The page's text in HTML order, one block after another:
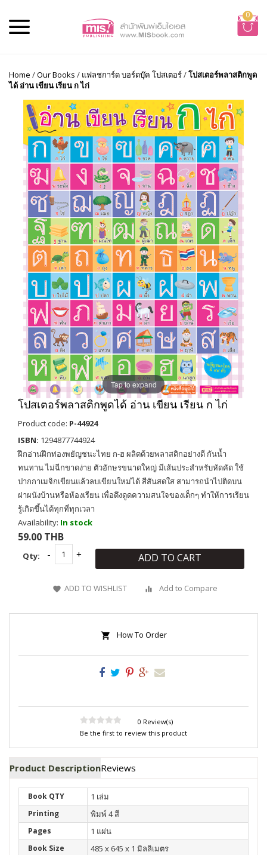
0
Home /Our Books / แฟลชการ์ด บอร์ดบุ๊ค โปสเตอร์/โปสเตอร์พลาสติกพูด
ได้ อ่าน เขียน เรียน ก ไก่
Tap to expand
โปสเตอร์พลาสติกพูดได้ อ่าน เขียน เรียน ก ไก่
Product code: P-44924
ISBN: 1294877744924
ฝึกอ่านฝึกท่องพยัญชนะไทย ก-ฮ ผลิตด้วยพลาสติกอย่างดี กันน้ำ
ทนทาน ไม่ฉีกขาดง่าย ตัวอักษรขนาดใหญ่ มีเส้นประสำหรับหัดคัด ใช้
ปากกาเมจิกเขียนแล้วลบเขียนใหม่ได้ สีสันสดใส สามารถนำไปติดบน
ฝาผนังบ้านหรือห้องเรียน เพื่อดึงดูดความสนใจของเด็กๆ ทำให้การเรียน
รู้เกิดขึ้นได้ทุกที่ทุกเวลา
Availability: In stock
59.00 THB
Qty: ADD TO CART
ADD TO WISHLIST Add to Compare
How To Order
0 Review(s)
Be the first to review this product
Product DescriptionReviews
Book QTY 1 เล่ม
Printing พิมพ์ 4 สี
Pages 1 แผ่น
Book Size 485 x 645 x 1 มิลลิเมตร